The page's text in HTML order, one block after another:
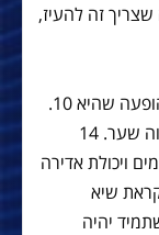
זה להעיז,
10. וסעיף מספר 10 לשחקן מספר 10 עם הופעה שהיא 10.
כוכב אמיתי, הבישול הראשון שלו אתמול שווה שער. 14
ויכולת אדירה
שיא
יהיה